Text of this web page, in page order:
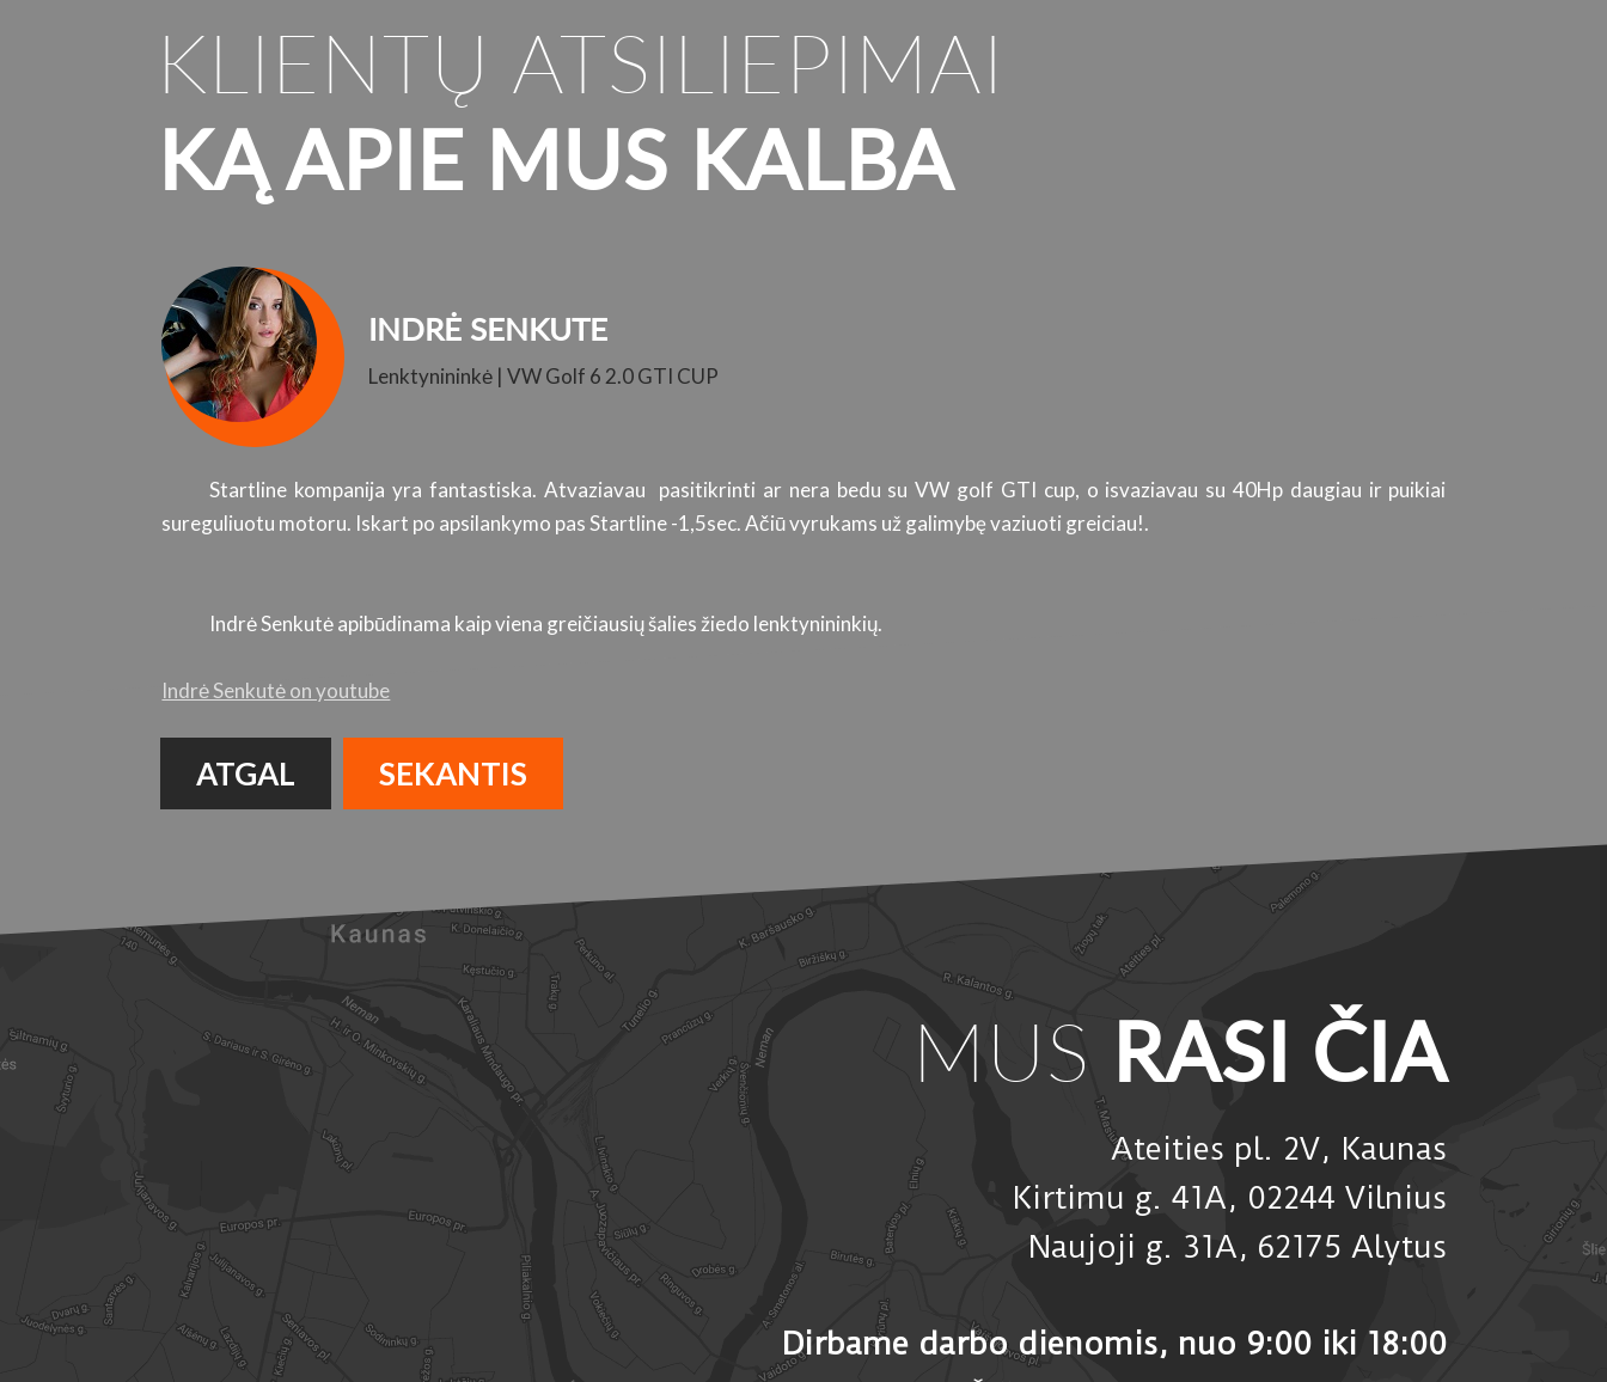
KLIENTŲ ATSILIEPIMAI
KĄ APIE MUS KALBA
INDRĖ SENKUTE
Lenktynininkė | VW Golf 6 2.0 GTI CUP
Startline kompanija yra fantastiska. Atvaziavau pasitikrinti ar nera bedu su VW golf GTI cup, o isvaziavau su 40Hp daugiau ir puikiai
sureguliuotu motoru. Iskart po apsilankymo pas Startline -1,5sec. Ačiū vyrukams už galimybę vaziuoti greiciau!.
Indrė Senkutė apibūdinama kaip viena greičiausių šalies žiedo lenktynininkių.
Indrė Senkutė on youtube
ATGAL SEKANTIS
MUS RASI ČIA
Ateities pl. 2V, Kaunas
Kirtimu g. 41A, 02244 Vilnius
Naujoji g. 31A, 62175 Alytus
Dirbame darbo dienomis, nuo 9:00 iki 18:00